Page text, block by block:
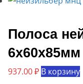
Полоса
6х60х85мм
937.00₽ В корзину